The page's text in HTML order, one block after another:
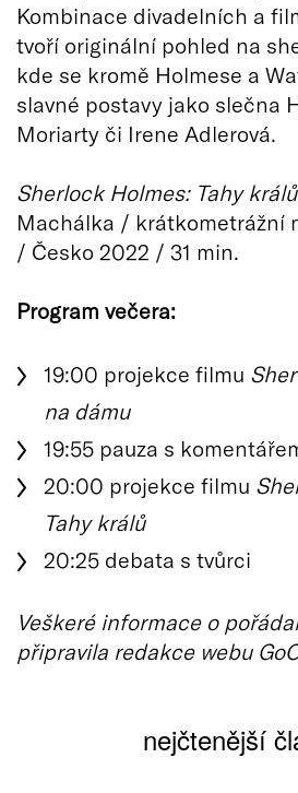
Kombinace divadelních a
tvoří originální pohled na
kde se kromě Holmese a
slavné postavy jako slečna
Moriarty či Irene Adlerová.
Sherlock Holmes: Tahy králů
Machálka / krátkometrážní
/ Česko 2022 / 31 min.
Program večera:
19:00 projekce filmu
na dámu
19:55 pauza s
20:00 projekce filmu
Tahy králů
20:25 debata s tvůrci
Veškeré informace o
připravila redakce webu
nejčtenější